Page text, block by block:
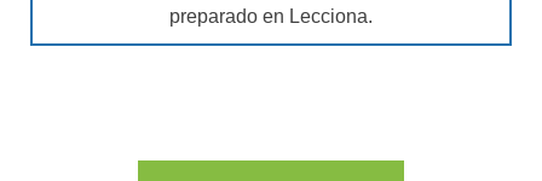
preparado en Lecciona.